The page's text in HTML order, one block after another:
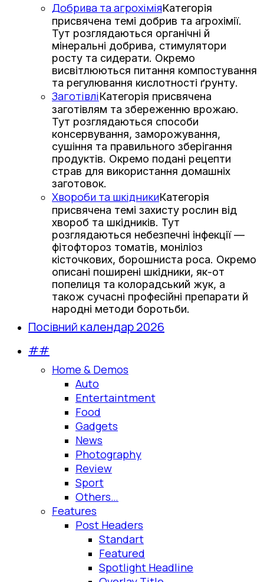
Добрива та агрохіміяКатегорія
присвячена темі добрив та агрохімії.
Тут розглядаються органічні й
мінеральні добрива, стимулятори
росту та сидерати. Окремо
висвітлюються питання компостування
та регулювання кислотності ґрунту.
ЗаготівліКатегорія присвячена
заготівлям та збереженню врожаю.
Тут розглядаються способи
консервування, заморожування,
сушіння та правильного зберігання
продуктів. Окремо подані рецепти
страв для використання домашніх
заготовок.
Хвороби та шкідникиКатегорія
присвячена темі захисту рослин від
хвороб та шкідників. Тут
розглядаються небезпечні інфекції —
фітофтороз томатів, моніліоз
кісточкових, борошниста роса. Окремо
описані поширені шкідники, як-от
попелиця та колорадський жук, а
також сучасні професійні препарати й
народні методи боротьби.
Посівний календар 2026
##
Home & Demos
Auto
Entertaintment
Food
Gadgets
News
Photography
Review
Sport
Others…
Features
Post Headers
Standart
Featured
Spotlight Headline